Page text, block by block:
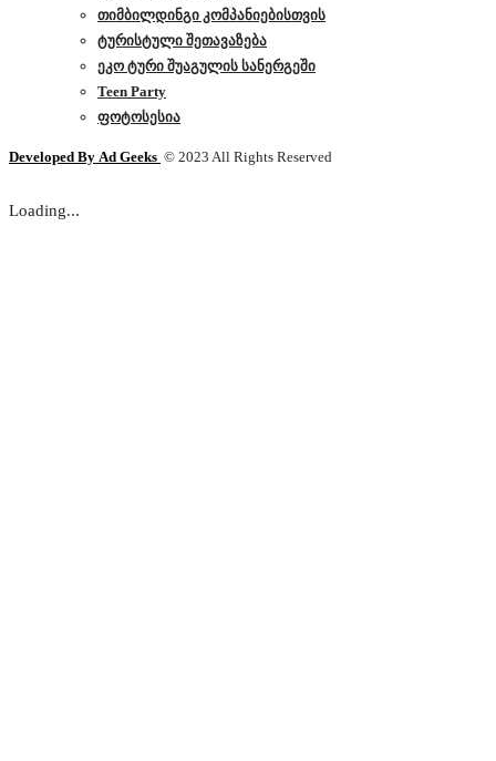
თიმბილდინგი კომპანიებისთვის
ტურისტული შეთავაზება
ეკო ტური შუაგულის სანერგეში
Teen Party
ფოტოსესია
Developed By Ad Geeks © 2023 All Rights Reserved
Loading...